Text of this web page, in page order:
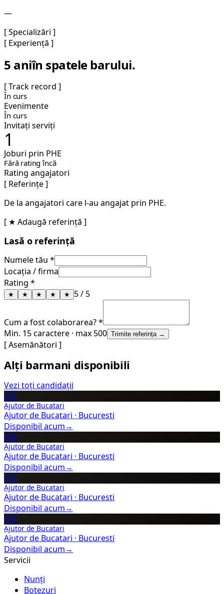
—
[ Specializări ]
[ Experiență ]
5 aniîn spatele barului.
[ Track record ]
În curs
Evenimente
În curs
Invitați serviți
1
Joburi prin PHE
Fără rating încă
Rating angajatori
[ Referințe ]
De la angajatori care l-au angajat prin PHE.
[ ★ Adaugă referință ]
Lasă o referință
Numele tău *
Locația / firma
Rating *
★ ★ ★ ★ ★ 5/ 5
Cum a fost colaborarea? *
Min. 15 caractere · max 500 Trimite referința →
[ Asemănători ]
Alți barmani disponibili
Vezi toți candidații
AB
Ajutor de Bucatari
Ajutor de Bucatari · Bucuresti
Disponibil acum→
AB
Ajutor de Bucatari
Ajutor de Bucatari · Bucuresti
Disponibil acum→
AB
Ajutor de Bucatari
Ajutor de Bucatari · Bucuresti
Disponibil acum→
AB
Ajutor de Bucatari
Ajutor de Bucatari · Bucuresti
Disponibil acum→
Servicii
Nunți
Botezuri